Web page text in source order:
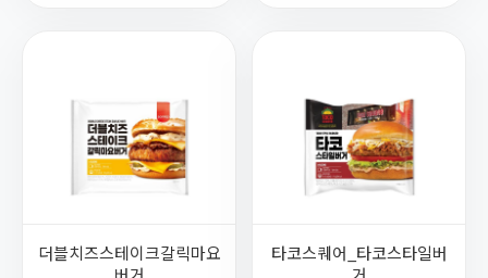
더블치즈스테이크갈릭마요
타코스퀘어_타코스타일버